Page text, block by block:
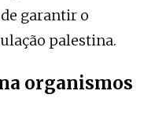
garantir o
palestina.
organismos